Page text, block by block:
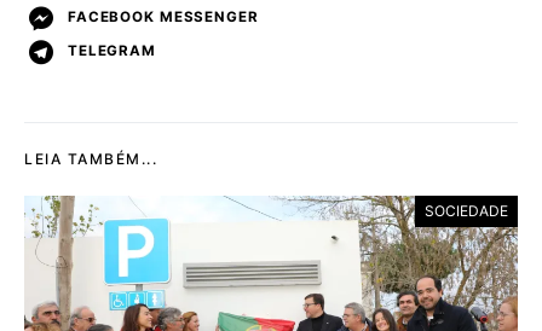
FACEBOOK MESSENGER
TELEGRAM
LEIA TAMBÉM...
SOCIEDADE